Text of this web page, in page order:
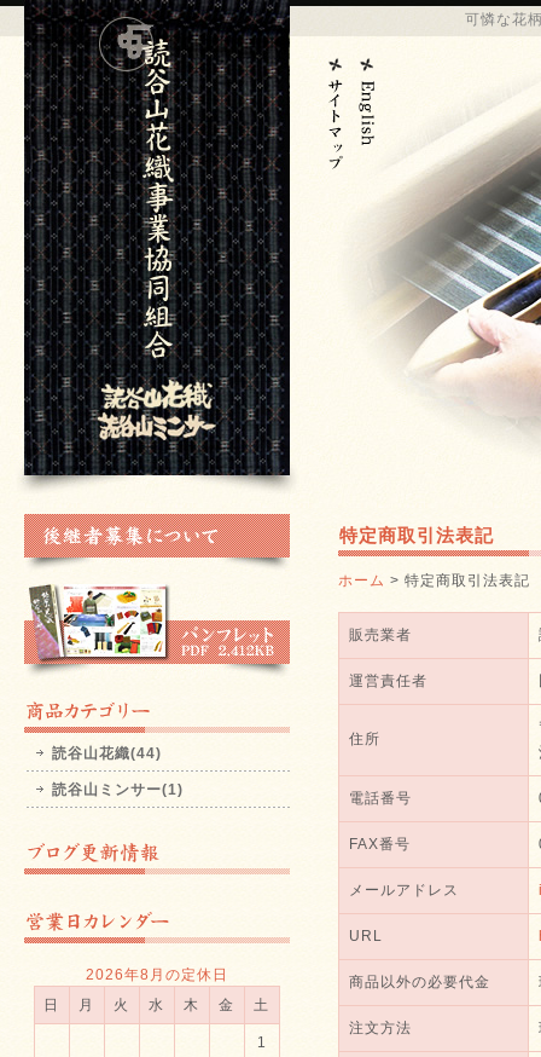
可憐な花
特定商取引法表記
ホーム > 特定商取引法表記
販売業者
運営責任者
住所
電話番号
FAX番号
メールアドレス
URL
商品以外の必要代金
注文方法
読谷山花織(44)
読谷山ミンサー(1)
2026年8月の定休日
日
月 火 水 木 金 土
1